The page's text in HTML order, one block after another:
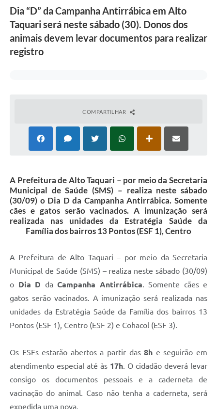
Dia “D” da Campanha Antirrábica em Alto
Taquari será neste sábado (30). Donos dos
animais devem levar documentos para realizar
registro
COMPARTILHAR
A Prefeitura de Alto Taquari – por meio da Secretaria
Municipal de Saúde (SMS) – realiza neste sábado
(30/09) o Dia D da Campanha Antirrábica. Somente
cães e gatos serão vacinados. A imunização será
realizada nas unidades da Estratégia Saúde da
Família dos bairros 13 Pontos (ESF 1), Centro
A Prefeitura de Alto Taquari – por meio da Secretaria
Municipal de Saúde (SMS) – realiza neste sábado (30/09)
o Dia D da Campanha Antirrábica. Somente cães e
gatos serão vacinados. A imunização será realizada nas
unidades da Estratégia Saúde da Família dos bairros 13
Pontos (ESF 1), Centro (ESF 2) e Cohacol (ESF 3).
Os ESFs estarão abertos a partir das8h e seguirão em
atendimento especial até às 17h. O cidadão deverá levar
consigo os documentos pessoais e a caderneta de
vacinação do animal. Caso não tenha a caderneta, será
expedida uma nova.